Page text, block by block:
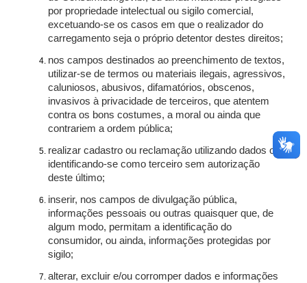
por propriedade intelectual ou sigilo comercial,
excetuando-se os casos em que o realizador do
carregamento seja o próprio detentor destes direitos;
nos campos destinados ao preenchimento de textos,
utilizar-se de termos ou materiais ilegais, agressivos,
caluniosos, abusivos, difamatórios, obscenos,
invasivos à privacidade de terceiros, que atentem
contra os bons costumes, a moral ou ainda que
contrariem a ordem pública;
realizar cadastro ou reclamação utilizando dados ou
identificando-se como terceiro sem autorização
deste último;
inserir, nos campos de divulgação pública,
informações pessoais ou outras quaisquer que, de
algum modo, permitam a identificação do
consumidor, ou ainda, informações protegidas por
sigilo;
alterar, excluir e/ou corromper dados e informações